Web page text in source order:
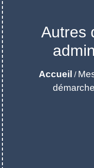
Autres
Accueil /